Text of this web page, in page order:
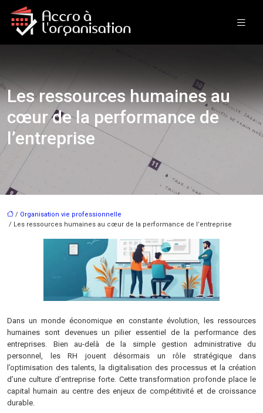
Les ressources humaines au
cœur de la performance de
l’entreprise
/ Organisation vie professionnelle
/ Les ressources humaines au cœur de la performance de l’entreprise
Dans un monde économique en constante évolution, les ressources
humaines sont devenues un pilier essentiel de la performance des
entreprises. Bien au-delà de la simple gestion administrative du
personnel, les RH jouent désormais un rôle stratégique dans
l’optimisation des talents, la digitalisation des processus et la création
d’une culture d’entreprise forte. Cette transformation profonde place le
capital humain au centre des enjeux de compétitivité et de croissance
durable.